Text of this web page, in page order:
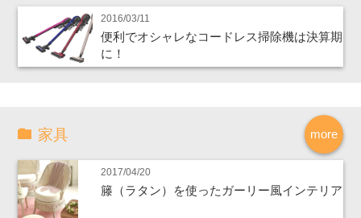
2016/03/11
便利でオシャレなコードレス掃除機は決算期
に！
more
家具
2017/04/20
籐（ラタン）を使ったガーリー風インテリア